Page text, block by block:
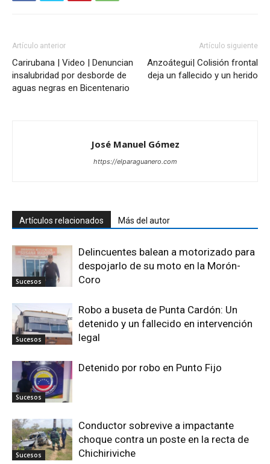
Artículo anterior
Carirubana | Video | Denuncian
insalubridad por desborde de
aguas negras en Bicentenario
Artículo siguiente
Anzoátegui| Colisión frontal
deja un fallecido y un herido
José Manuel Gómez
https://elparaguanero.com
Artículos relacionados Más del autor
Sucesos
Delincuentes balean a motorizado para
despojarlo de su moto en la Morón-
Coro
Sucesos
Robo a buseta de Punta Cardón: Un
detenido y un fallecido en intervención
legal
Sucesos
Detenido por robo en Punto Fijo
Sucesos
Conductor sobrevive a impactante
choque contra un poste en la recta de
Chichiriviche